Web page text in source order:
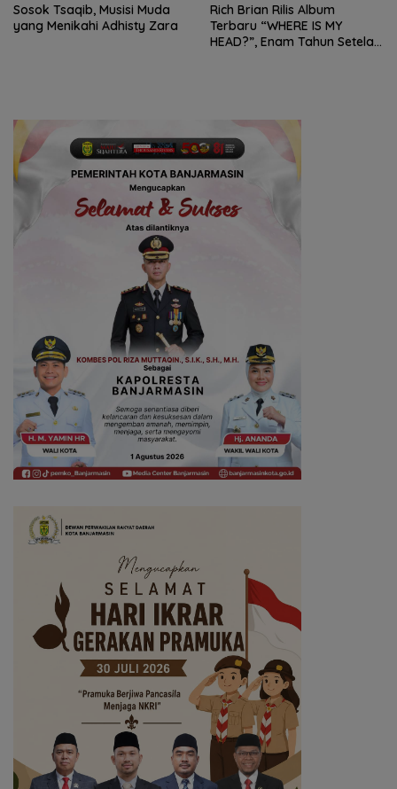
Sosok Tsaqib, Musisi Muda
yang Menikahi Adhisty Zara
Rich Brian Rilis Album
Terbaru “WHERE IS MY
HEAD?”, Enam Tahun Setelah